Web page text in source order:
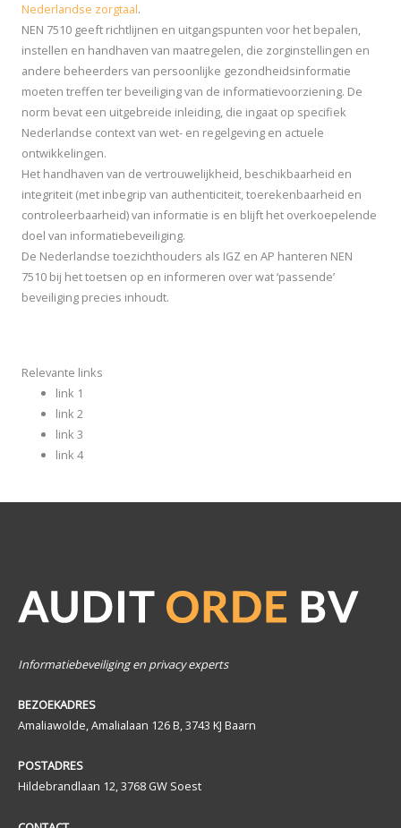
Nederlandse zorgtaal.
NEN 7510 geeft richtlijnen en uitgangspunten voor het bepalen,
instellen en handhaven van maatregelen, die zorginstellingen en
andere beheerders van persoonlijke gezondheidsinformatie
moeten treffen ter beveiliging van de informatievoorziening. De
norm bevat een uitgebreide inleiding, die ingaat op specifiek
Nederlandse context van wet- en regelgeving en actuele
ontwikkelingen.
Het handhaven van de vertrouwelijkheid, beschikbaarheid en
integriteit (met inbegrip van authenticiteit, toerekenbaarheid en
controleerbaarheid) van informatie is en blijft het overkoepelende
doel van informatiebeveiliging.
De Nederlandse toezichthouders als IGZ en AP hanteren NEN
7510 bij het toetsen op en informeren over wat ‘passende’
beveiliging precies inhoudt.
Relevante links
link 1
link 2
link 3
link 4
Informatiebeveiliging en privacy experts
BEZOEKADRES
Amaliawolde, Amalialaan 126 B, 3743 KJ Baarn
POSTADRES
Hildebrandlaan 12, 3768 GW Soest